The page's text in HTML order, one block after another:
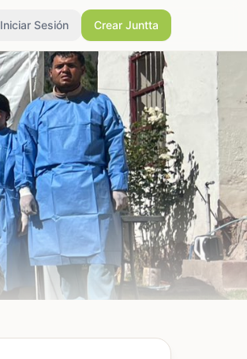
Iniciar Sesión Crear Juntta